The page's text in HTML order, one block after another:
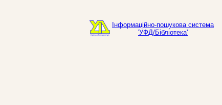
Інформаційно-пошукова система
'УФД/Бібліотека'